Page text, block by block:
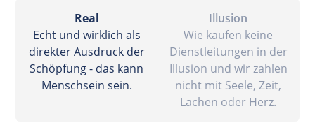
Real
Echt und wirklich als
direkter Ausdruck der
Schöpfung - das kann
Menschsein sein.
Illusion
Wie kaufen keine
Dienstleitungen in der
Illusion und wir zahlen
nicht mit Seele, Zeit,
Lachen oder Herz.